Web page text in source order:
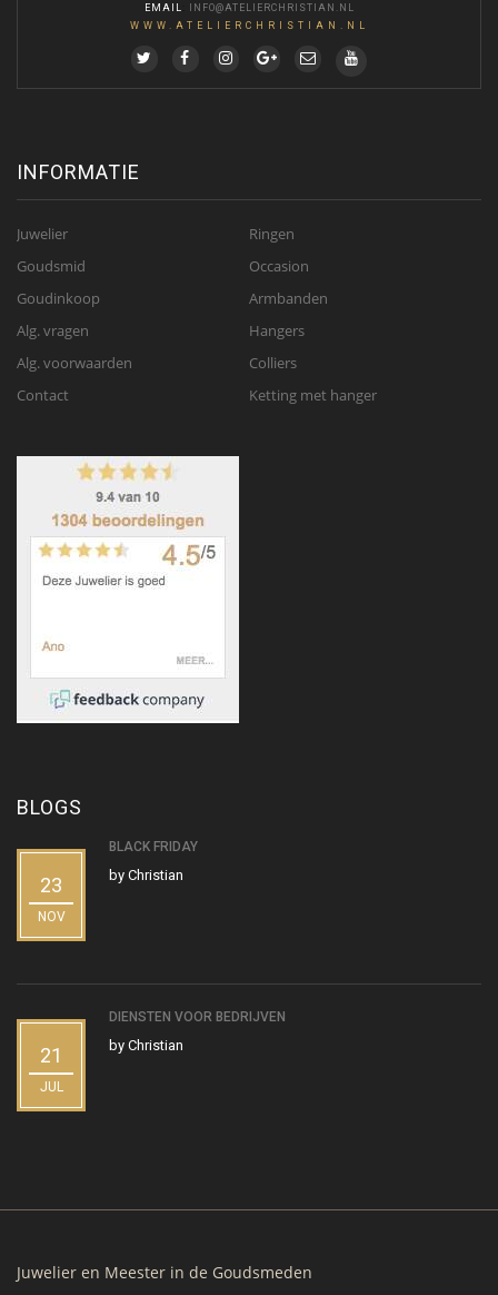
EMAIL
INFO@ATELIERCHRISTIAN.NL
WWW.ATELIERCHRISTIAN.NL
INFORMATIE
Juwelier
Goudsmid
Goudinkoop
Alg. vragen
Alg. voorwaarden
Contact
Ringen
Occasion
Armbanden
Hangers
Colliers
Ketting met hanger
BLOGS
23
NOV
BLACK FRIDAY
by Christian
21
JUL
DIENSTEN VOOR BEDRIJVEN
by Christian
Juwelier en Meester in de Goudsmeden